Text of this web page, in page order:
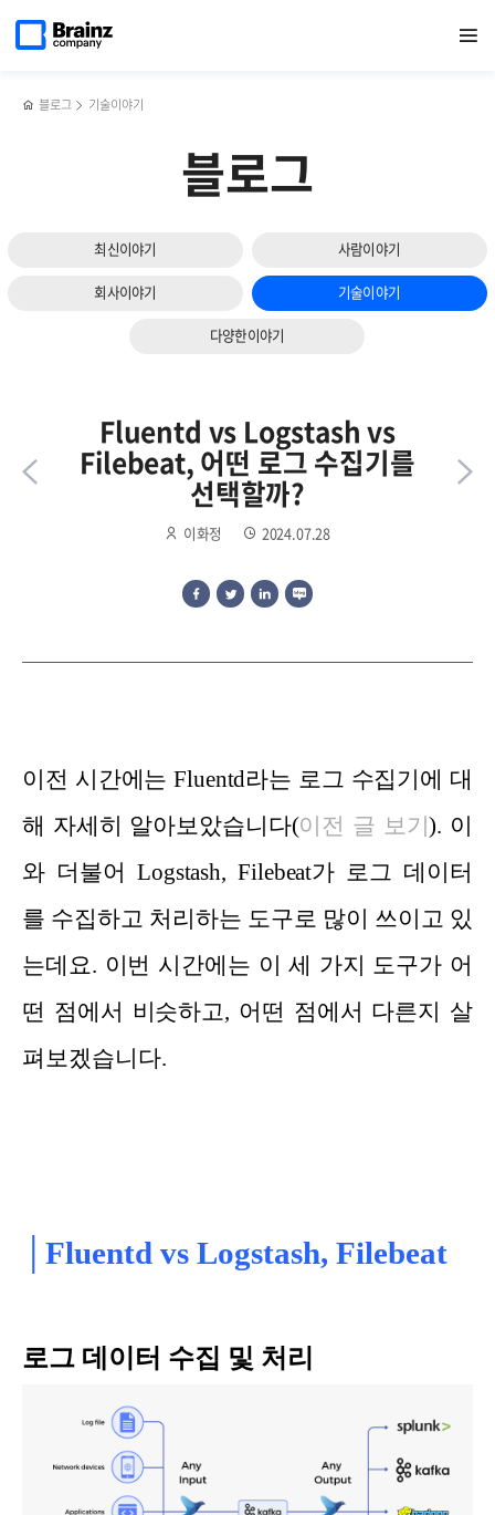
열기
페이지로
블로그 기술이야기
블로그
최신이야기 사람이야기
회사이야기 기술이야기
다양한이야기
Fluentd에
알아야
Fluentd vs Logstash vs
Filebeat, 어떤 로그 수집기를
선택할까?
이화정 2024.07.28
서비스
관리하는
이전 시간에는 Fluentd라는 로그 수집기에 대
해 자세히 알아보았습니다(이 전 글 보기). 이
와 더불어 Logstash, Filebeat가 로그 데 이터
를 수집하고 처리하는 도구로 많이 쓰이고 있
는데요. 이번 시간에는 이 세 가지 도구가 어
떤 점에서 비슷하고, 어떤 점에서 다른지 살
펴보겠습니다.
│Fluentd vs Logstash, Filebeat
로그 데이터 수집 및 처리
다음
슬라이드